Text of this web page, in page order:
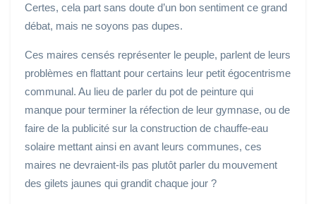
Certes, cela part sans doute d’un bon sentiment ce grand
débat, mais ne soyons pas dupes.
Ces maires censés représenter le peuple, parlent de leurs
problèmes en flattant pour certains leur petit égocentrisme
communal. Au lieu de parler du pot de peinture qui
manque pour terminer la réfection de leur gymnase, ou de
faire de la publicité sur la construction de chauffe-eau
solaire mettant ainsi en avant leurs communes, ces
maires ne devraient-ils pas plutôt parler du mouvement
des gilets jaunes qui grandit chaque jour ?